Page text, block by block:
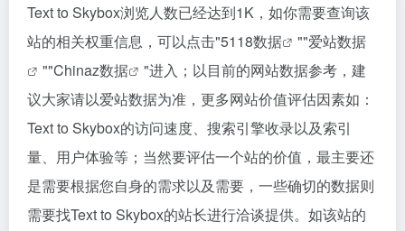
Text to Skybox浏览人数已经达到1K，如你需要查询该
站的相关权重信息，可以点击"5118数据 ""爱站数据
""Chinaz数据
"进入；以目前的网站数据参考，建
议大家请以爱站数据为准，更多网站价值评估因素如：
Text to Skybox的访问速度、搜索引擎收录以及索引
量、用户体验等；当然要评估一个站的价值，最主要还
是需要根据您自身的需求以及需要，一些确切的数据则
需要找Text to Skybox的站长进行洽谈提供。如该站的